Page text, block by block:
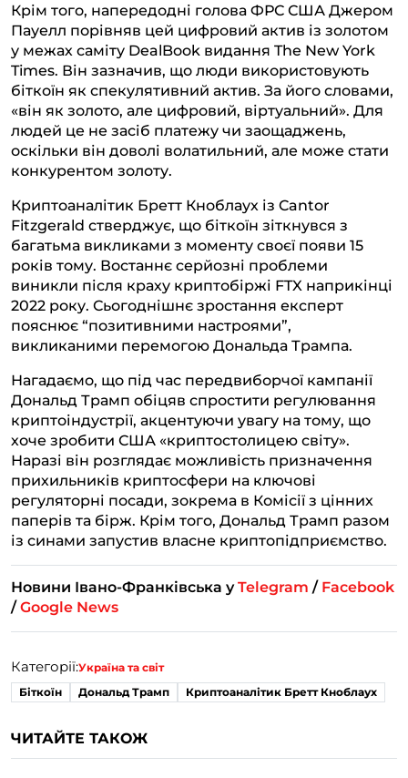
Крім того, напередодні голова ФРС США Джером
Пауелл порівняв цей цифровий актив із золотом
у межах саміту DealBook видання The New York
Times. Він зазначив, що люди використовують
біткоїн як спекулятивний актив. За його словами,
«він як золото, але цифровий, віртуальний». Для
людей це не засіб платежу чи заощаджень,
оскільки він доволі волатильний, але може стати
конкурентом золоту.
Криптоаналітик Бретт Кноблаух із Cantor
Fitzgerald стверджує, що біткоїн зіткнувся з
багатьма викликами з моменту своєї появи 15
років тому. Востаннє серйозні проблеми
виникли після краху криптобіржі FTX наприкінці
2022 року. Сьогоднішнє зростання експерт
пояснює “позитивними настроями”,
викликаними перемогою Дональда Трампа.
Нагадаємо, що під час передвиборчої кампанії
Дональд Трамп обіцяв спростити регулювання
криптоіндустрії, акцентуючи увагу на тому, що
хоче зробити США «криптостолицею світу».
Наразі він розглядає можливість призначення
прихильників криптосфери на ключові
регуляторні посади, зокрема в Комісії з цінних
паперів та бірж. Крім того, Дональд Трамп разом
із синами запустив власне криптопідприємство.
Новини Івано-Франківська уTelegram / Facebook
/Google News
Категорії:Україна та світ
Біткоїн
Дональд Трамп Криптоаналітик Бретт Кноблаух
ЧИТАЙТЕ ТАКОЖ